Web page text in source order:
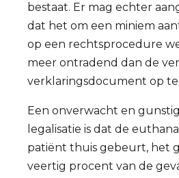
bestaat. Er mag echter
dat het om een miniem
op een rechtsprocedure
meer ontradend dan de
verklaringsdocument op
Een onverwacht en
legalisatie is dat de
patiënt thuis gebeurt, het
veertig procent van de